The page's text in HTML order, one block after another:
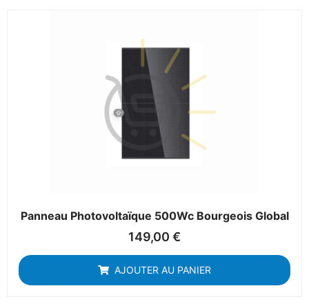
Panneau Photovoltaïque 500Wc Bourgeois Global
149,00 €
AJOUTER AU PANIER